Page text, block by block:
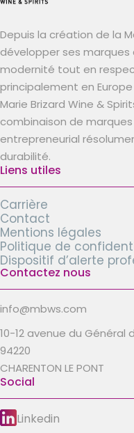
Depuis la création de la
développer ses marques
modernité tout en
principalement en
Marie Brizard Wine &
combinaison de
entrepreneurial
durabilité.
Liens utiles
Carrière
Contact
Mentions légales
Politique de
Dispositif d’alerte
Contactez nous
info@mbws.com
10-12 avenue du Général
94220
CHARENTON LE PONT
Social
Linkedin